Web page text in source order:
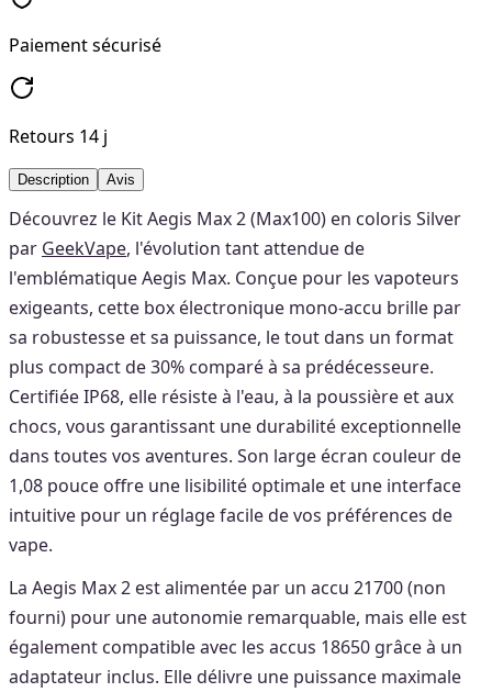
Paiement sécurisé
Retours 14 j
Description Avis
Découvrez le Kit Aegis Max 2 (Max100) en coloris Silver
par GeekVape, l'évolution tant attendue de
l'emblématique Aegis Max. Conçue pour les vapoteurs
exigeants, cette box électronique mono-accu brille par
sa robustesse et sa puissance, le tout dans un format
plus compact de 30% comparé à sa prédécesseure.
Certifiée IP68, elle résiste à l'eau, à la poussière et aux
chocs, vous garantissant une durabilité exceptionnelle
dans toutes vos aventures. Son large écran couleur de
1,08 pouce offre une lisibilité optimale et une interface
intuitive pour un réglage facile de vos préférences de
vape.
La Aegis Max 2 est alimentée par un accu 21700 (non
fourni) pour une autonomie remarquable, mais elle est
également compatible avec les accus 18650 grâce à un
adaptateur inclus. Elle délivre une puissance maximale